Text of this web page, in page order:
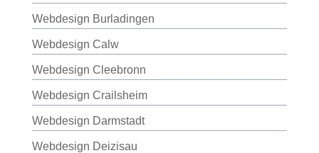
Webdesign Burladingen
Webdesign Calw
Webdesign Cleebronn
Webdesign Crailsheim
Webdesign Darmstadt
Webdesign Deizisau